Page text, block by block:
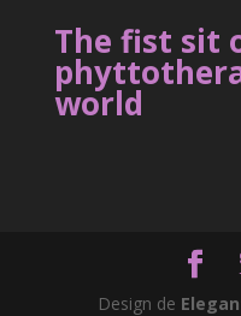
u
s
The fist sit
world
Design de